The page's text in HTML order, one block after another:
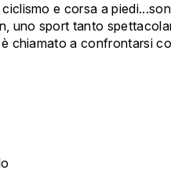
e corsa a
uno sport tanto
chiamato a confrontarsi